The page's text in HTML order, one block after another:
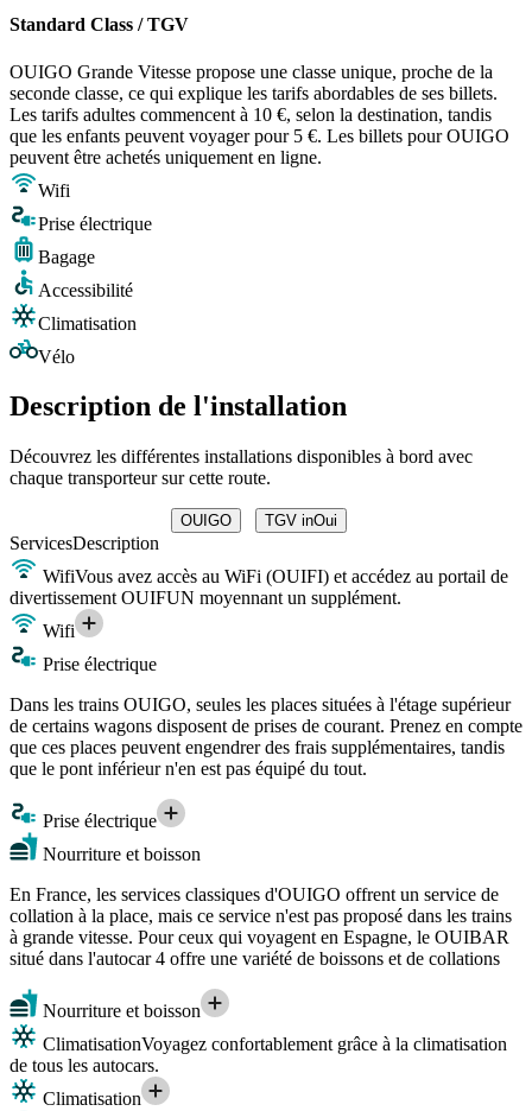
Standard Class / TGV
OUIGO Grande Vitesse propose une classe unique, proche de la
seconde classe, ce qui explique les tarifs abordables de ses billets.
Les tarifs adultes commencent à 10 €, selon la destination, tandis
que les enfants peuvent voyager pour 5 €. Les billets pour OUIGO
peuvent être achetés uniquement en ligne.
Wifi
Prise électrique
Bagage
Accessibilité
Climatisation
Vélo
Description de l'installation
Découvrez les différentes installations disponibles à bord avec
chaque transporteur sur cette route.
OUIGO TGV inOui
ServicesDescription
WifiVous avez accès au WiFi (OUIFI) et accédez au portail de
divertissement OUIFUN moyennant un supplément.
Wifi
Prise électrique
Dans les trains OUIGO, seules les places situées à l'étage supérieur
de certains wagons disposent de prises de courant. Prenez en compte
que ces places peuvent engendrer des frais supplémentaires, tandis
que le pont inférieur n'en est pas équipé du tout.
Prise électrique
Nourriture et boisson
En France, les services classiques d'OUIGO offrent un service de
collation à la place, mais ce service n'est pas proposé dans les trains
à grande vitesse. Pour ceux qui voyagent en Espagne, le OUIBAR
situé dans l'autocar 4 offre une variété de boissons et de collations
Nourriture et boisson
ClimatisationVoyagez confortablement grâce à la climatisation
de tous les autocars.
Climatisation